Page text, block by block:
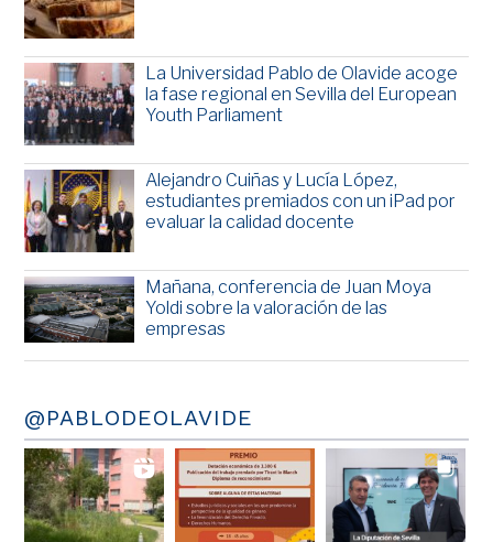
La Universidad Pablo de Olavide acoge
la fase regional en Sevilla del European
Youth Parliament
Alejandro Cuiñas y Lucía López,
estudiantes premiados con un iPad por
evaluar la calidad docente
Mañana, conferencia de Juan Moya
Yoldi sobre la valoración de las
empresas
@PABLODEOLAVIDE